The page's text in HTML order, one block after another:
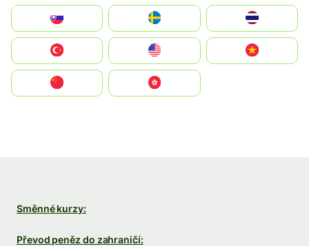
United States
中國香港特別行政區
Směnné kurzy:
Převod peněz do zahraničí: